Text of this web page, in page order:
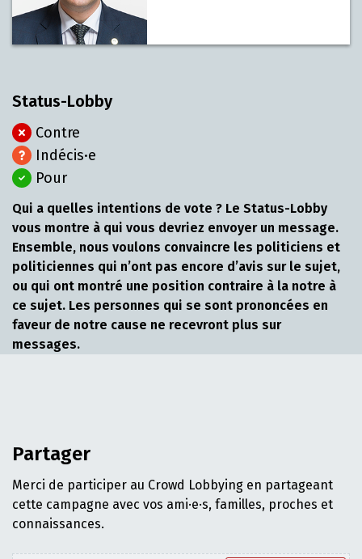
Faire du
Status-Lobby
Contre
Indécis·e
Pour
Qui a quelles intentions de vote ? Le Status-Lobby
vous montre à qui vous devriez envoyer un message.
Ensemble, nous voulons convaincre les politiciens et
politiciennes qui n’ont pas encore d’avis sur le sujet,
ou qui ont montré une position contraire à la notre à
ce sujet. Les personnes qui se sont prononcées en
faveur de notre cause ne recevront plus sur
messages.
Partager
Merci de participer au Crowd Lobbying en partageant
cette campagne avec vos ami·e·s, familles, proches et
connaissances.